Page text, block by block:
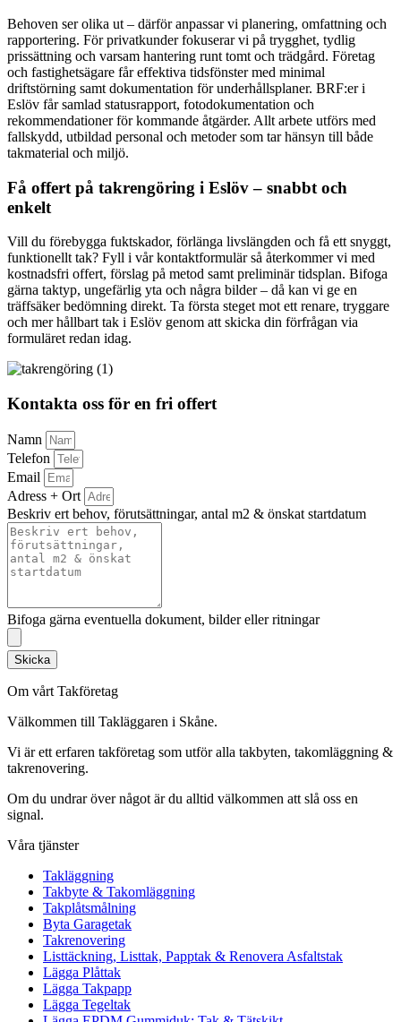
Behoven ser olika ut – därför anpassar vi planering, omfattning och
rapportering. För privatkunder fokuserar vi på trygghet, tydlig
prissättning och varsam hantering runt tomt och trädgård. Företag
och fastighetsägare får effektiva tidsfönster med minimal
driftstörning samt dokumentation för underhållsplaner. BRF:er i
Eslöv får samlad statusrapport, fotodokumentation och
rekommendationer för kommande åtgärder. Allt arbete utförs med
fallskydd, utbildad personal och metoder som tar hänsyn till både
takmaterial och miljö.
Få offert på takrengöring i Eslöv – snabbt och
enkelt
Vill du förebygga fuktskador, förlänga livslängden och få ett snyggt,
funktionellt tak? Fyll i vår kontaktformulär så återkommer vi med
kostnadsfri offert, förslag på metod samt preliminär tidsplan. Bifoga
gärna taktyp, ungefärlig yta och några bilder – då kan vi ge en
träffsäker bedömning direkt. Ta första steget mot ett renare, tryggare
och mer hållbart tak i Eslöv genom att skicka din förfrågan via
formuläret redan idag.
Kontakta oss för en fri offert
Namn
Telefon
Email
Adress + Ort
Beskriv ert behov, förutsättningar, antal m2 & önskat startdatum
Bifoga gärna eventuella dokument, bilder eller ritningar
Skicka
Om vårt Takföretag
Välkommen till Takläggaren i Skåne.
Vi är ett erfaren takföretag som utför alla takbyten, takomläggning &
takrenovering.
Om du undrar över något är du alltid välkommen att slå oss en
signal.
Våra tjänster
Takläggning
Takbyte & Takomläggning
Takplåtsmålning
Byta Garagetak
Takrenovering
Listtäckning, Listtak, Papptak & Renovera Asfaltstak
Lägga Plåttak
Lägga Takpapp
Lägga Tegeltak